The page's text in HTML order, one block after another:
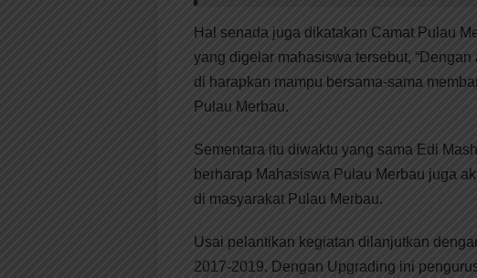
Hal senada juga dikatakan Camat Pulau
yang digelar mahasiswa tersebut,
di harapkan mampu bersama-sama
Pulau Merbau.
Sementara itu diwaktu yang sama Edi
berharap Mahasiswa Pulau Merbau juga
di masyarakat Pulau Merbau.
Usai pelantikan kegiatan dilanjutkan
2017-2019. Dengan Upgrading ini